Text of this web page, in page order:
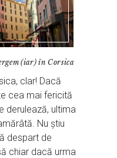
(iar) în Corsica
clar! Dacă
cea mai fericită
derulează, ultima
Nu știu
despart de
chiar dacă urma